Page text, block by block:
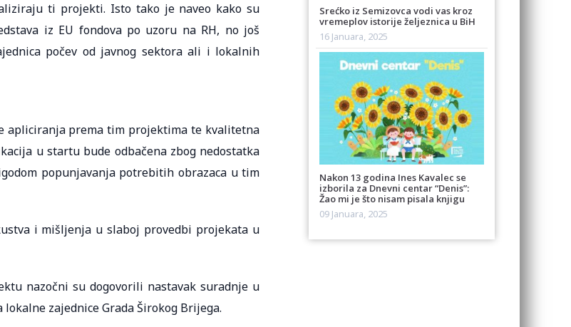
ti projekti. Isto tako je naveo kako su
iz EU fondova po uzoru na RH, no još
počev od javnog sektora ali i lokalnih
apliciranja prema tim projektima te kvalitetna
u startu bude odbačena zbog nedostatka
popunjavanja potrebitih obrazaca u tim
i mišljenja u slaboj provedbi projekata u
nazočni su dogovorili nastavak suradnje u
zajednice Grada Širokog Brijega.
Srećko iz Semizovca vodi vas kroz
vremeplov istorije željeznica u BiH
16 Januara, 2025
Nakon 13 godina Ines Kavalec se
izborila za Dnevni centar “Denis”:
Žao mi je što nisam pisala knjigu
09 Januara, 2025